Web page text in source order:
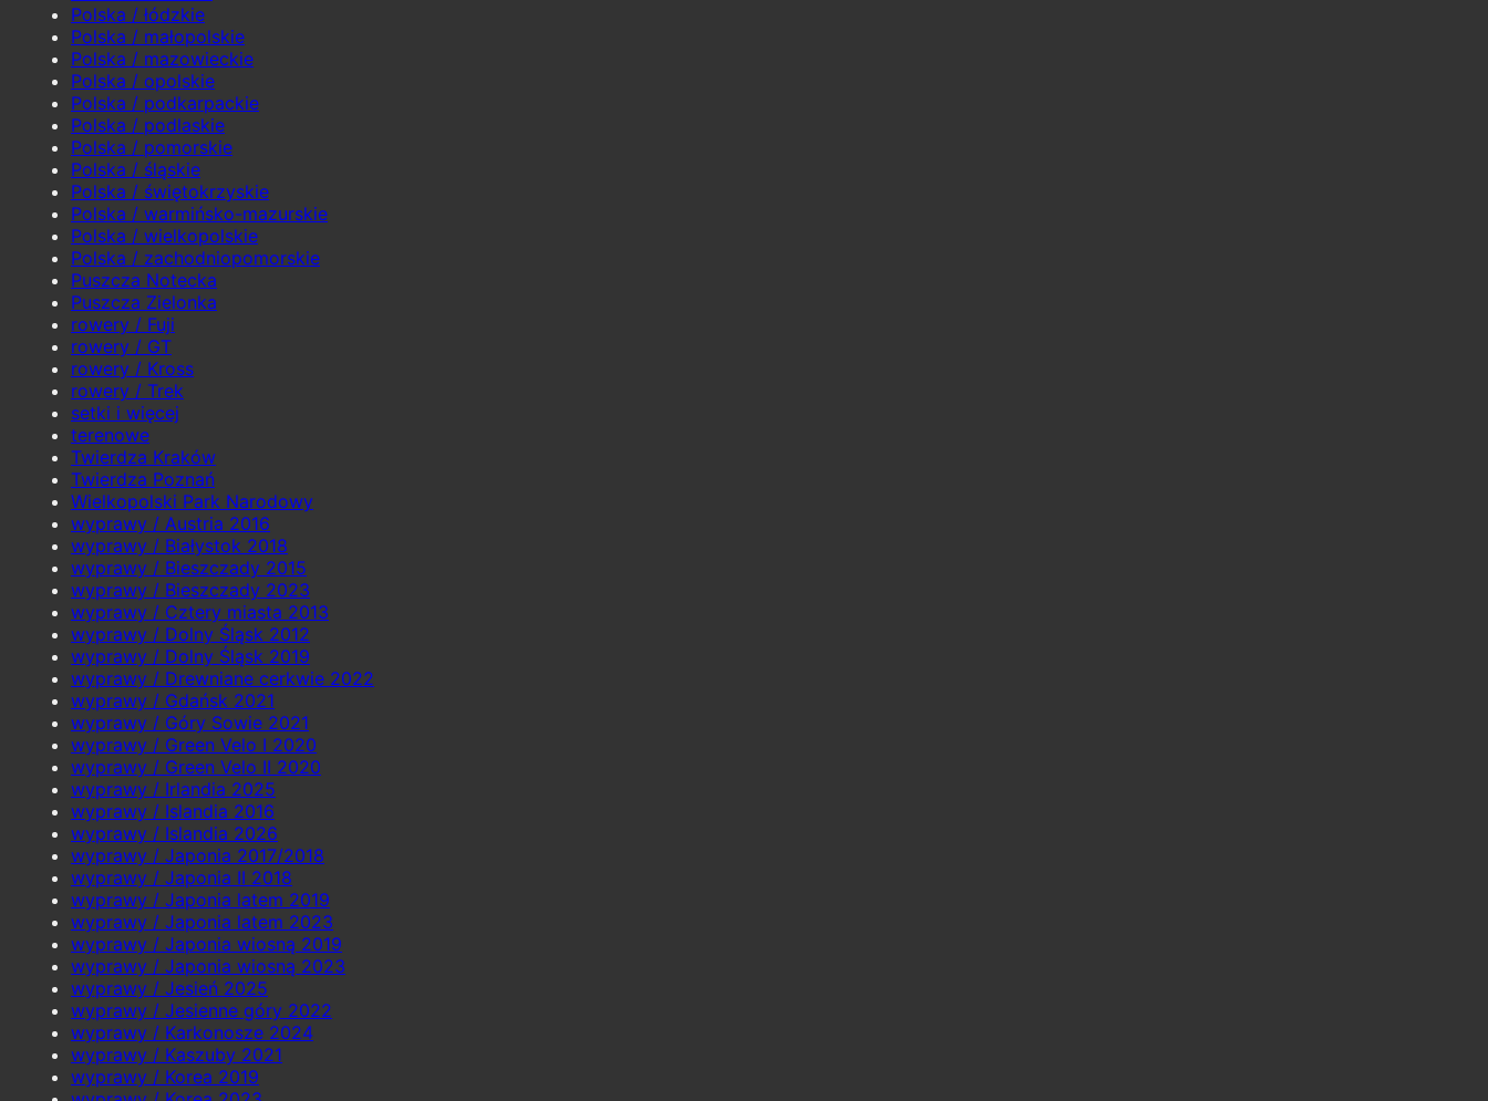
Polska / łódzkie
Polska / małopolskie
Polska / mazowieckie
Polska / opolskie
Polska / podkarpackie
Polska / podlaskie
Polska / pomorskie
Polska / śląskie
Polska / świętokrzyskie
Polska / warmińsko-mazurskie
Polska / wielkopolskie
Polska / zachodniopomorskie
Puszcza Notecka
Puszcza Zielonka
rowery / Fuji
rowery / GT
rowery / Kross
rowery / Trek
setki i więcej
terenowe
Twierdza Kraków
Twierdza Poznań
Wielkopolski Park Narodowy
wyprawy / Austria 2016
wyprawy / Białystok 2018
wyprawy / Bieszczady 2015
wyprawy / Bieszczady 2023
wyprawy / Cztery miasta 2013
wyprawy / Dolny Śląsk 2012
wyprawy / Dolny Śląsk 2019
wyprawy / Drewniane cerkwie 2022
wyprawy / Gdańsk 2021
wyprawy / Góry Sowie 2021
wyprawy / Green Velo I 2020
wyprawy / Green Velo II 2020
wyprawy / Irlandia 2025
wyprawy / Islandia 2016
wyprawy / Islandia 2026
wyprawy / Japonia 2017/2018
wyprawy / Japonia II 2018
wyprawy / Japonia latem 2019
wyprawy / Japonia latem 2023
wyprawy / Japonia wiosną 2019
wyprawy / Japonia wiosną 2023
wyprawy / Jesień 2025
wyprawy / Jesienne góry 2022
wyprawy / Karkonosze 2024
wyprawy / Kaszuby 2021
wyprawy / Korea 2019